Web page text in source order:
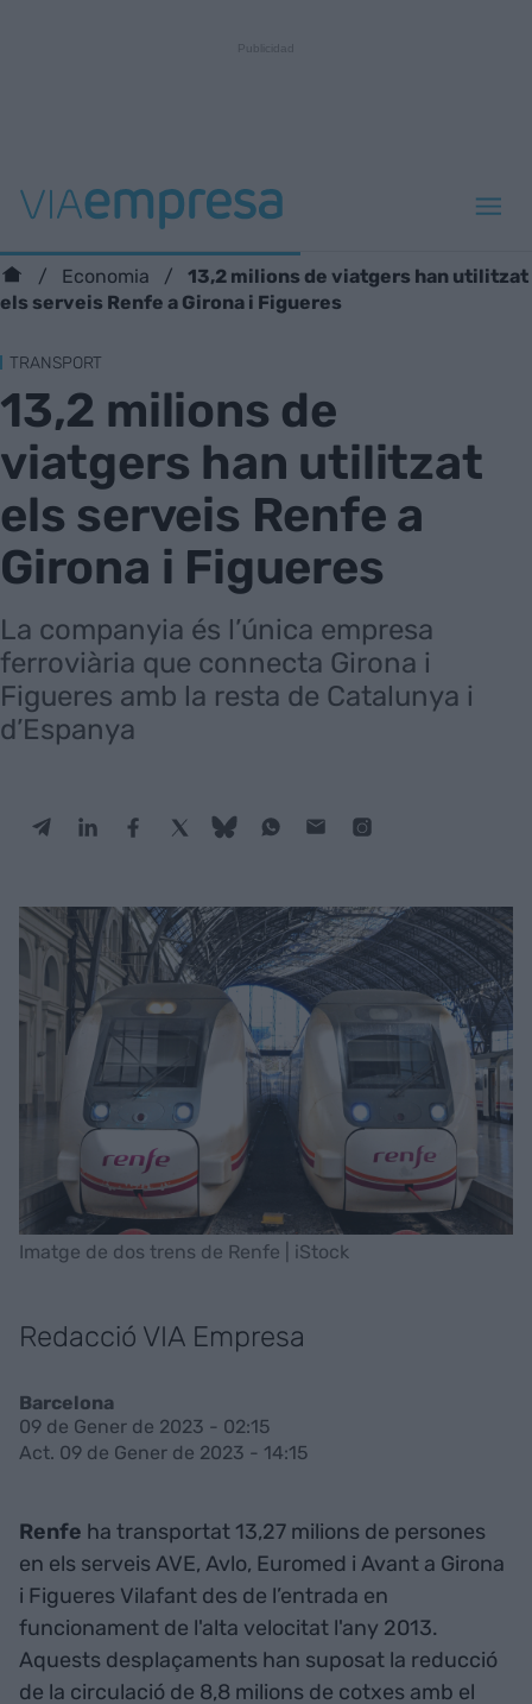
Economia
13,2 milions de viatgers han utilitzat
els serveis Renfe a Girona i Figueres
TRANSPORT
13,2 milions de
viatgers han utilitzat
els serveis Renfe a
Girona i Figueres
La companyia és l’única empresa
ferroviària que connecta Girona i
Figueres amb la resta de Catalunya i
d’Espanya
Imatge de dos trens de Renfe | iStock
Redacció VIA Empresa
Barcelona
09 de Gener de 2023 - 02:15
Act. 09 de Gener de 2023 - 14:15
Renfe ha transportat 13,27 milions de persones
en els serveis AVE, Avlo, Euromed i Avant a Girona
i Figueres Vilafant des de l’entrada en
funcionament de l'alta velocitat l'any 2013.
Aquests desplaçaments han suposat la reducció
de la circulació de 8,8 milions de cotxes amb el